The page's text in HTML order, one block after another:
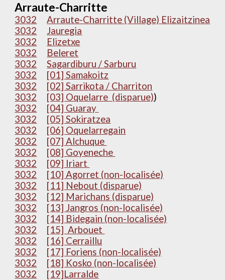
Arraute-Charritte
3032
Arraute-Charritte (Village) Elizaitzinea
3032
Jauregia
3032
Elizetxe
3032
Beleret
3032
Sagardiburu / Sarburu
3032
[01] Samakoitz
3032
[02] Sarrikota / Charriton
3032
[03] Oquelarre (disparue))
3032
[04] Guaray
3032
[05] Sokiratzea
3032
[06] Oquelarregain
3032
[07] Alchuque
3032
[08] Goyeneche
3032
[09] Iriart
3032
[10] Agorret (non-localisée)
3032
[11] Nebout (disparue)
3032
[12] Marichans (disparue)
3032
[13] Jangros (non-localisée)
3032
[14] Bidegain (non-localisée)
3032
[15] Arbouet
3032
[16] Cerraillu
3032
[17] Foriens (non-localisée)
3032
[18] Kosko (non-localisée)
3032
[19]Larralde